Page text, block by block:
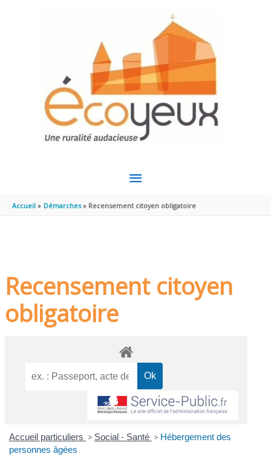
MENU
PRINCIPAL
Accueil Démarches Recensement citoyen obligatoire
Recensement citoyen
obligatoire
Accueil particuliers > Social - Santé > Hébergement des
personnes âgées